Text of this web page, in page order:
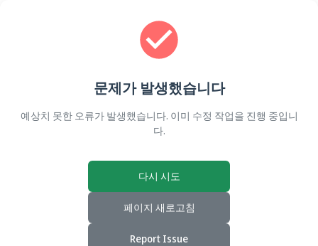
문제가 발생했습니다
예상치 못한 오류가 발생했습니다. 이미 수정 작업을 진행 중입니
다.
다시 시도
페이지 새로고침
Report Issue